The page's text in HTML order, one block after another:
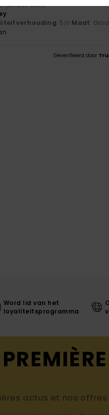
januari 2026
: 5 /5 Maat:
Geverifieerd door
Word lid van het
loyaliteitsprogramma
actus et nos offres